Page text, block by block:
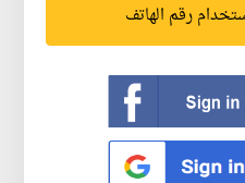
رقم الهاتف